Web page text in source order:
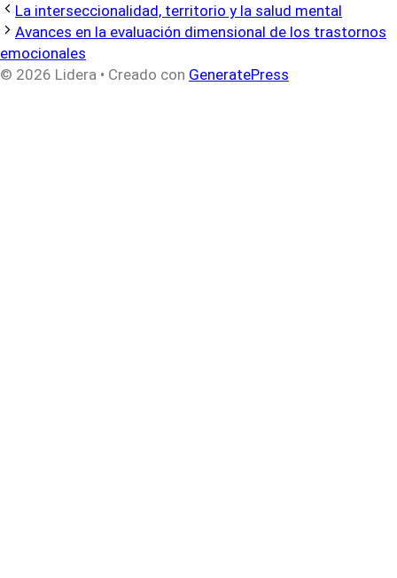
La interseccionalidad, territorio y la salud mental
Avances en la evaluación dimensional de los trastornos
emocionales
© 2026 Lidera • Creado con GeneratePress